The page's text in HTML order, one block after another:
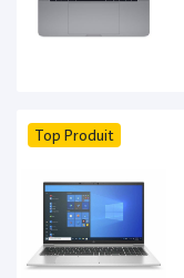
Top Produit